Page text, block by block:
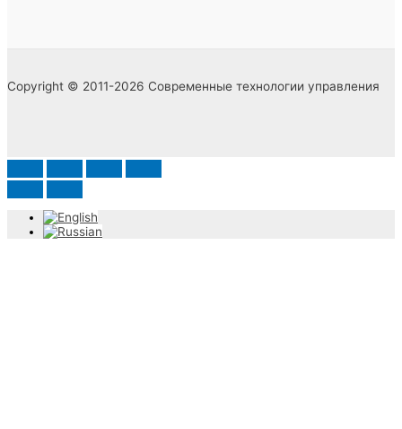
Copyright © 2011-2026 Современные технологии управления